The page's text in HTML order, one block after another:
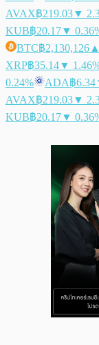
AVAX฿219.03▼
KUB฿20.17▼
BTC฿2,130,126
XRP฿35.14▼
0.24%
ADA฿6.34
AVAX฿219.03▼
KUB฿20.17▼